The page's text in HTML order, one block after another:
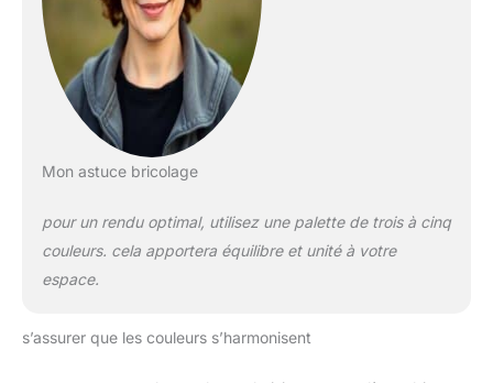
Mon astuce bricolage
pour un rendu optimal, utilisez une palette de trois à cinq
couleurs. cela apportera équilibre et unité à votre
espace.
s’assurer que les couleurs s’harmonisent